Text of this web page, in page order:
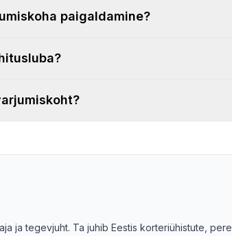
paigaldamine?
ja tegevjuht. Ta juhib Eestis korteriühistute,